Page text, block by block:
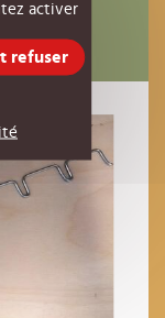
activer
refuser